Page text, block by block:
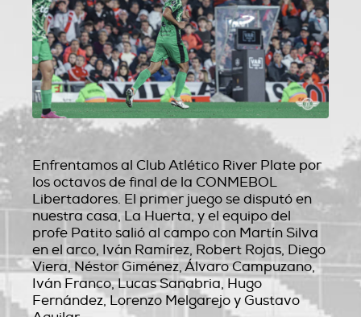
Enfrentamos al Club Atlético River Plate por
los octavos de final de la CONMEBOL
Libertadores. El primer juego se disputó en
nuestra casa, La Huerta, y el equipo del
profe Patito salió al campo con Martín Silva
en el arco, Iván Ramírez, Robert Rojas, Diego
Viera, Néstor Giménez, Álvaro Campuzano,
Iván Franco, Lucas Sanabria, Hugo
Fernández, Lorenzo Melgarejo y Gustavo